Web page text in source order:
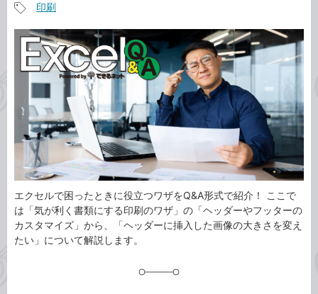
事
カ
テ
ゴ
リ
事
タ
グ
印刷
エクセルで困ったときに役立つワザをQ&A形式で紹介！ ここで
は「気が利く書類にする印刷のワザ」の「ヘッダーやフッターの
カスタマイズ」から、「ヘッダーに挿入した画像の大きさを変え
たい」について解説します。